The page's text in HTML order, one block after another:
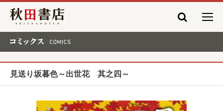
秋田書店
見送り坂暮色～出世花 其之四～